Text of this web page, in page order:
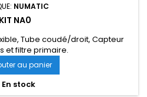
NUMATIC
KIT NA0
Tube coudé/droit, Capteur
et filtre primaire.
au panier
En stock